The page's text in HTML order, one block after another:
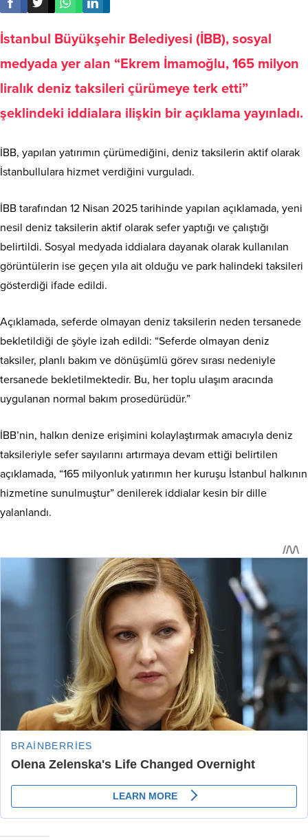
İstanbul Büyükşehir Belediyesi (İBB), sosyal
medyada yer alan “Ekrem İmamoğlu, 165 milyon
liralık deniz taksileri çürümeye terk etti”
şeklindeki iddialara ilişkin bir açıklama yayınladı.
İBB, yapılan yatırımın çürümediğini, deniz taksilerin aktif olarak
İstanbullulara hizmet verdiğini vurguladı.
İBB tarafından 12 Nisan 2025 tarihinde yapılan açıklamada, yeni
nesil deniz taksilerin aktif olarak sefer yaptığı ve çalıştığı
belirtildi. Sosyal medyada iddialara dayanak olarak kullanılan
görüntülerin ise geçen yıla ait olduğu ve park halindeki taksileri
gösterdiği ifade edildi.
Açıklamada, seferde olmayan deniz taksilerin neden tersanede
bekletildiği de şöyle izah edildi: “Seferde olmayan deniz
taksiler, planlı bakım ve dönüşümlü görev sırası nedeniyle
tersanede bekletilmektedir. Bu, her toplu ulaşım aracında
uygulanan normal bakım prosedürüdür.”
İBB’nin, halkın denize erişimini kolaylaştırmak amacıyla deniz
taksileriyle sefer sayılarını artırmaya devam ettiği belirtilen
açıklamada, “165 milyonluk yatırımın her kuruşu İstanbul halkının
hizmetine sunulmuştur” denilerek iddialar kesin bir dille
yalanlandı.